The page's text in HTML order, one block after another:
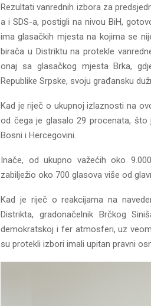
Rezultati vanrednih izbora za
a i SDS-a, postigli na nivou BiH,
ima glasačkih mjesta na kojima se
birača u Distriktu na protekle
onaj sa glasačkog mjesta Brka,
Republike Srpske, svoju građansku
Kad je riječ o ukupnoj izlaznosti na
od čega je glasalo 29 procenata,
Bosni i Hercegovini.
Inače, od ukupno važećih oko
zabilježio oko 700 glasova više od
Kad je riječ o reakcijama na
Distrikta, gradonačelnik Brčkog
demokratskoj i fer atmosferi, uz
su protekli izbori imali upitan pravni